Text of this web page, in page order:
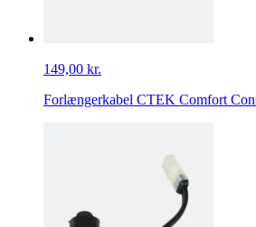
149,00 kr.
Forlængerkabel CTEK Comfort